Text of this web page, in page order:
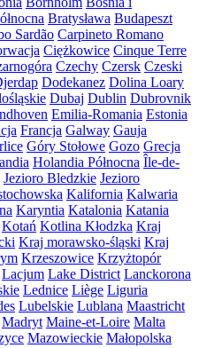
Bratysława Budapeszt
Sardão Carpineto Romano
Ciężkowice Cinque Terre
Czechy Czersk Czeski
Dodekanez Dolina Loary
Dubaj Dublin Dubrovnik
Emilia-Romania Estonia
Francja Galway Gauja
Góry Stołowe Gozo Grecja
Holandia Północna Île-de-
Jezioro Bledzkie Jezioro
Kalifornia Kalwaria
Karyntia Katalonia Katania
Kotań Kotlina Kłodzka Kraj
Kraj morawsko-śląski Kraj
Krzeszowice Krzyżtopór
Lacjum Lake District Lanckorona
Lednice Liège Liguria
Lubelskie Lublana Maastricht
Madryt Maine-et-Loire Malta
Mazowieckie Małopolska